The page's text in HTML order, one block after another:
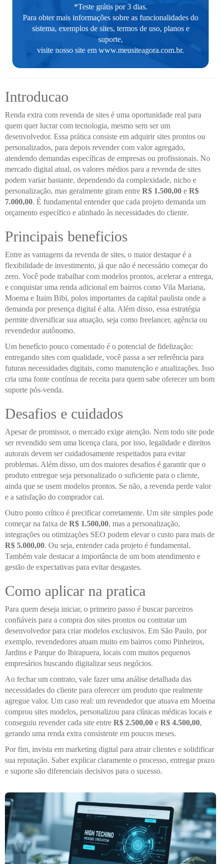
*Teste grátis por 3 dias.
Para obter mais informações sobre as funcionalidades do
sistema, exemplos de sites, termos de uso, planos e
suporte,
visite nosso site em www.meusiteagora.com.br.
Introducao
Renda extra com revenda de sites é uma oportunidade real para
quem quer lucrar com tecnologia, mesmo sem ser um
desenvolvedor. Essa prática consiste em adquirir sites prontos ou
personalizados, para depois revender com valor agregado,
atendendo demandas específicas de empresas ou profissionais. No
mercado digital atual, os valores médios para a revenda de sites
podem variar bastante, dependendo da complexidade, nicho e
personalização, mas geralmente giram entre R$ 1.500,00 e R$
7.000,00. É fundamental entender que cada projeto demanda um
orçamento específico e alinhado às necessidades do cliente.
Principais beneficios
Entre as vantagens da revenda de sites, o maior destaque é a
flexibilidade de investimento, já que não é necessário começar do
zero. Você pode trabalhar com modelos prontos, acelerar a entrega,
e conquistar uma renda adicional em bairros como Vila Mariana,
Moema e Itaim Bibi, polos importantes da capital paulista onde a
demanda por presença digital é alta. Além disso, essa estratégia
permite diversificar sua atuação, seja como freelancer, agência ou
revendedor autônomo.
Um benefício pouco comentado é o potencial de fidelização:
entregando sites com qualidade, você passa a ser referência para
futuras necessidades digitais, como manutenção e atualizações. Isso
cria uma fonte contínua de receita para quem sabe oferecer um bom
suporte pós-venda.
Desafios e cuidados
Apesar de promissor, o mercado exige atenção. Nem todo site pode
ser revendido sem uma licença clara, por isso, legalidade e direitos
autorais devem ser cuidadosamente respeitados para evitar
problemas. Além disso, um dos maiores desafios é garantir que o
produto entregue seja personalizado o suficiente para o cliente,
ainda que se usem modelos prontos. Se não, a revenda perde valor
e a satisfação do comprador cai.
Outro ponto crítico é precificar corretamente. Um site simples pode
começar na faixa de R$ 1.500,00, mas a personalização,
integrações ou otimizações SEO podem elevar o custo para mais de
R$ 5.000,00. Ou seja, entender cada projeto é fundamental.
Também vale destacar a importância de um bom atendimento e
gestão de expectativas para evitar desgastes.
Como aplicar na pratica
Para quem deseja iniciar, o primeiro passo é buscar parceiros
confiáveis para a compra dos sites prontos ou contratar um
desenvolvedor para criar modelos exclusivos. Em São Paulo, por
exemplo, revendedores atuam muito em bairros como Pinheiros,
Jardins e Parque do Ibirapuera, locais com muitos pequenos
empresários buscando digitalizar seus negócios.
Ao fechar um contrato, vale fazer uma análise detalhada das
necessidades do cliente para oferecer um produto que realmente
agregue valor. Um caso real: um revendedor que atuava em Moema
comprou sites modelos, personalizou para clínicas médicas locais e
conseguiu revender cada site entre R$ 2.500,00 e R$ 4.500,00,
gerando uma renda extra consistente em poucos meses.
Por fim, invista em marketing digital para atrair clientes e solidificar
sua reputação. Saber explicar claramente o processo, entregar prazo
e suporte são diferenciais decisivos para o sucesso.